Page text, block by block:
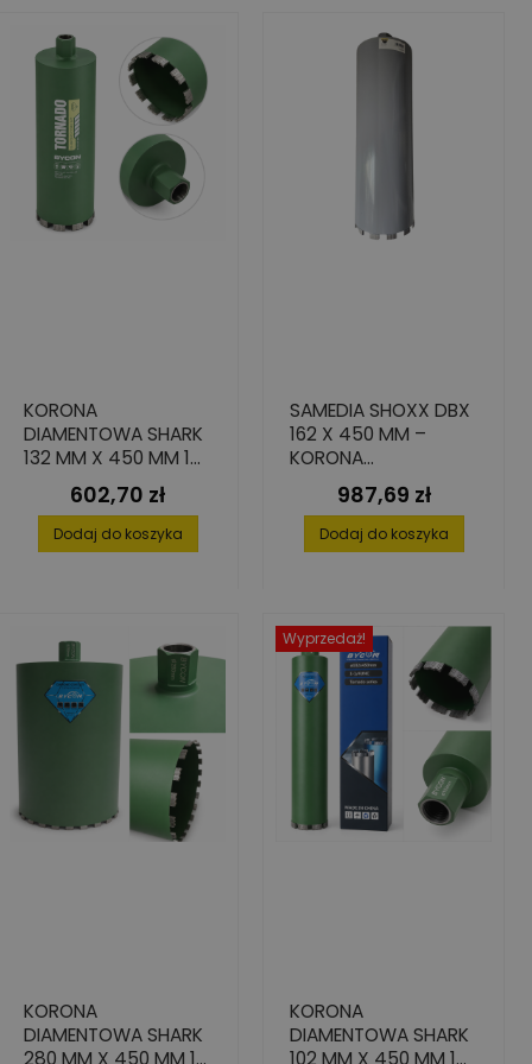
KORONA
DIAMENTOWA SHARK
132 MM X 450 MM 1
1/4" DO BETONU
Cena
602,70 zł
Dodaj do koszyka
SAMEDIA SHOXX DBX
162 X 450 MM –
KORONA
DIAMENTOWA DO
BETONU I ŻELBETU
Cena
987,69 zł
Dodaj do koszyka
KORONA
DIAMENTOWA SHARK
280 MM X 450 MM 1
Wyprzedaż!
KORONA
DIAMENTOWA SHARK
102 MM X 450 MM 1